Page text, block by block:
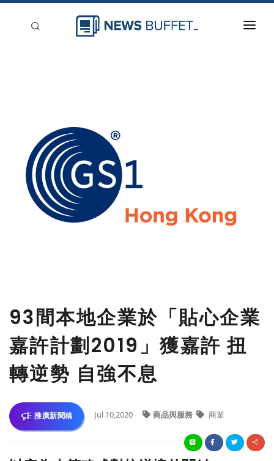
刊登
93間本地企業於「貼心企業
嘉許計劃2019」獲嘉許 扭
轉逆勢 自強不息
推廣新聞稿 Jul 10,2020 商品與服務 商業